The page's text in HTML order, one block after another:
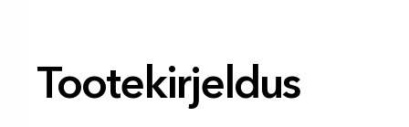
Tootekirjeldus